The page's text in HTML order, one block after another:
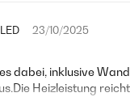
23/10/2025
dabei, inklusive
Heizleistung